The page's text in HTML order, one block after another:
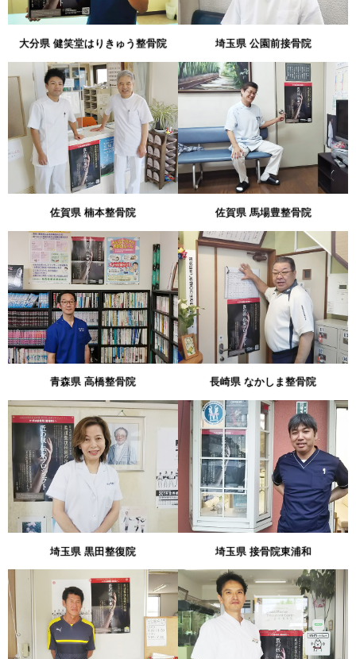
大分県 健笑堂はりきゅう整骨院 埼玉県 公園前接骨院
佐賀県 楠本整骨院 佐賀県 馬場豊整骨院
青森県 高橋整骨院 長崎県 なかしま整骨院
埼玉県 黒田整復院 埼玉県 接骨院東浦和